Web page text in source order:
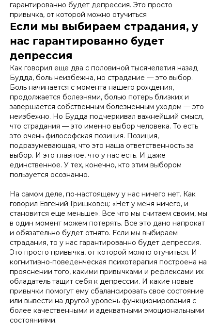
гарантированно будет депрессия. Это просто
привычка, от которой можно отучиться
Если мы выбираем страдания, у
нас гарантированно будет
депрессия
Как говорил еще два с половиной тысячелетия назад
Будда, боль неизбежна, но страдание — это выбор.
Боль начинается с момента нашего рождения,
продолжается болезнями, болью потерь близких и
завершается собственным болезненным уходом — это
неизбежно. Но Будда подчеркивал важнейший смысл,
что страдания — это именно выбор человека. То есть
это очень философская позиция. Позиция,
подразумевающая, что это наша ответственность за
выбор. И это главное, что у нас есть. И даже
единственное. У тех, конечно, кто этим выбором
пользуется осознанно.
На самом деле, по-настоящему у нас ничего нет. Как
говорил Евгений Гришковец: «Нет у меня ничего, и
становится еще меньше». Все что мы считаем своим, мы
в один момент можем потерять. Все это дано напрокат
и обязательно будет отнято. Если мы выбираем
страдания, то у нас гарантированно будет депрессия.
Это просто привычка, от которой можно отучиться. И
когнитивно-поведенческая психотерапия построена на
прояснении того, какими привычками и рефлексами их
обладатель тащит себя к депрессии. И какие новые
привычки помогут ему сбалансировать свое состояние
или вывести на другой уровень функционирования с
более качественными и адекватными эмоциональными
состояниями.